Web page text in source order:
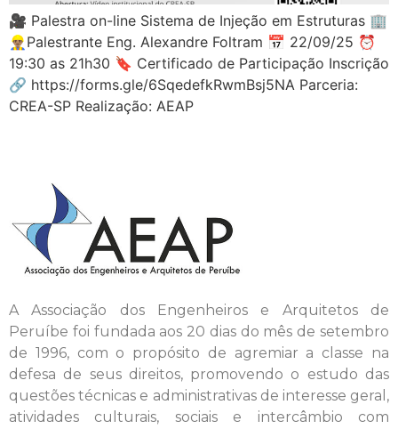
🎥 Palestra on-line Sistema de Injeção em Estruturas 🏢
👷🏽‍♂️Palestrante Eng. Alexandre Foltram 📅 22/09/25 ⏰
19:30 as 21h30 🔖 Certificado de Participação Inscrição
🔗 https://forms.gle/6SqedefkRwmBsj5NA Parceria:
CREA-SP Realização: AEAP
A Associação dos Engenheiros e Arquitetos de
Peruíbe foi fundada aos 20 dias do mês de setembro
de 1996, com o propósito de agremiar a classe na
defesa de seus direitos, promovendo o estudo das
questões técnicas e administrativas de interesse geral,
atividades culturais, sociais e intercâmbio com